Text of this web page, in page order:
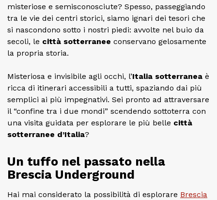
misteriose e semisconosciute? Spesso, passeggiando
tra le vie dei centri storici, siamo ignari dei tesori che
si nascondono sotto i nostri piedi: avvolte nel buio da
secoli, le città sotterranee conservano gelosamente
la propria storia.
Misteriosa e invisibile agli occhi, l’Italia sotterranea è
ricca di itinerari accessibili a tutti, spaziando dai più
semplici ai più impegnativi. Sei pronto ad attraversare
il “confine tra i due mondi” scendendo sottoterra con
una visita guidata per esplorare le più belle città
sotterranee d’Italia?
Un tuffo nel passato nella
Brescia Underground
Hai mai considerato la possibilità di esplorare Brescia